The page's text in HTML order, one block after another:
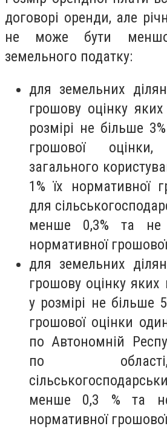
договорі оренди, але
не може бути
земельного податку:
для земельних
грошову оцінку
розмірі не більше
грошової
загального
1% їх нормативної
для
менше 0,3% та не
нормативної
для земельних
грошову оцінку
у розмірі не більше
грошової оцінки
по Автономній
по
менше 0,3 % та
нормативної